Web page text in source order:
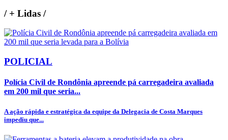
/+ Lidas /
POLICIAL
Polícia Civil de Rondônia apreende pá carregadeira avaliada
em 200 mil que seria...
A ação rápida e estratégica da equipe da Delegacia de Costa Marques
impediu que...